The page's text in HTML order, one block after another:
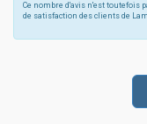
Ce nombre d'avis n'est toutefois
de satisfaction des clients de